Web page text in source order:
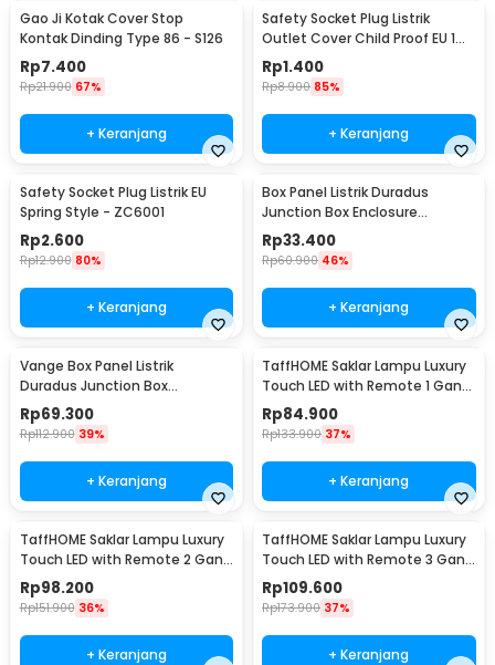
Gao Ji Kotak Cover Stop
Kontak Dinding Type 86 - S126
Rp7.400
Rp21.900 67%
+ Keranjang
Safety Socket Plug Listrik
Outlet Cover Child Proof EU 1
PCS
Rp1.400
Rp8.900 85%
+ Keranjang
Safety Socket Plug Listrik EU
Spring Style - ZC6001
Rp2.600
Rp12.900 80%
+ Keranjang
Box Panel Listrik Duradus
Junction Box Enclosure
Waterproof 158x90mm - B1589
Rp33.400
Rp60.900 46%
+ Keranjang
Vange Box Panel Listrik
Duradus Junction Box
Waterproof 238x160x90mm -
VG-I01
Rp69.300
Rp112.900 39%
+ Keranjang
TaffHOME Saklar Lampu Luxury
Touch LED with Remote 1 Gang
- XJG-DH001
Rp84.900
Rp133.900 37%
+ Keranjang
TaffHOME Saklar Lampu Luxury
Touch LED with Remote 2 Gang
- XJG-DH001
Rp98.200
Rp151.900 36%
+ Keranjang
TaffHOME Saklar Lampu Luxury
Touch LED with Remote 3 Gang
- XJG-DH001
Rp109.600
Rp173.900 37%
+ Keranjang